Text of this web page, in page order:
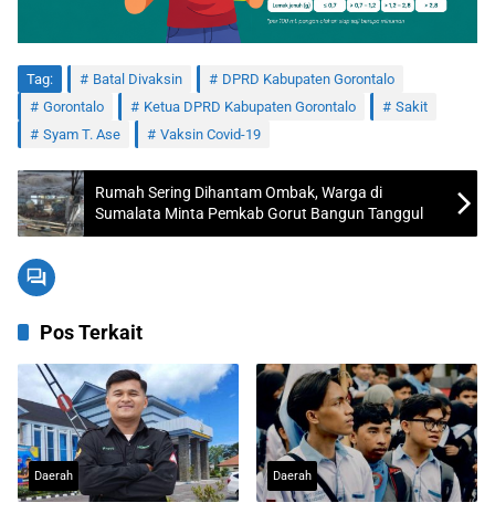
Tag: Batal Divaksin
DPRD Kabupaten Gorontalo
Gorontalo
Ketua DPRD Kabupaten Gorontalo
Sakit
Syam T. Ase
Vaksin Covid-19
Rumah Sering Dihantam Ombak, Warga di
Sumalata Minta Pemkab Gorut Bangun Tanggul
Pos Terkait
Daerah Daerah